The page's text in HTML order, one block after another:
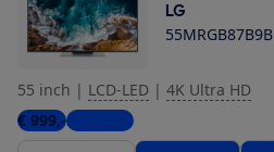
LG
55MRGB87B9B
55 inch | LCD-LED | 4K Ultra HD
€ 999,-2 winkels